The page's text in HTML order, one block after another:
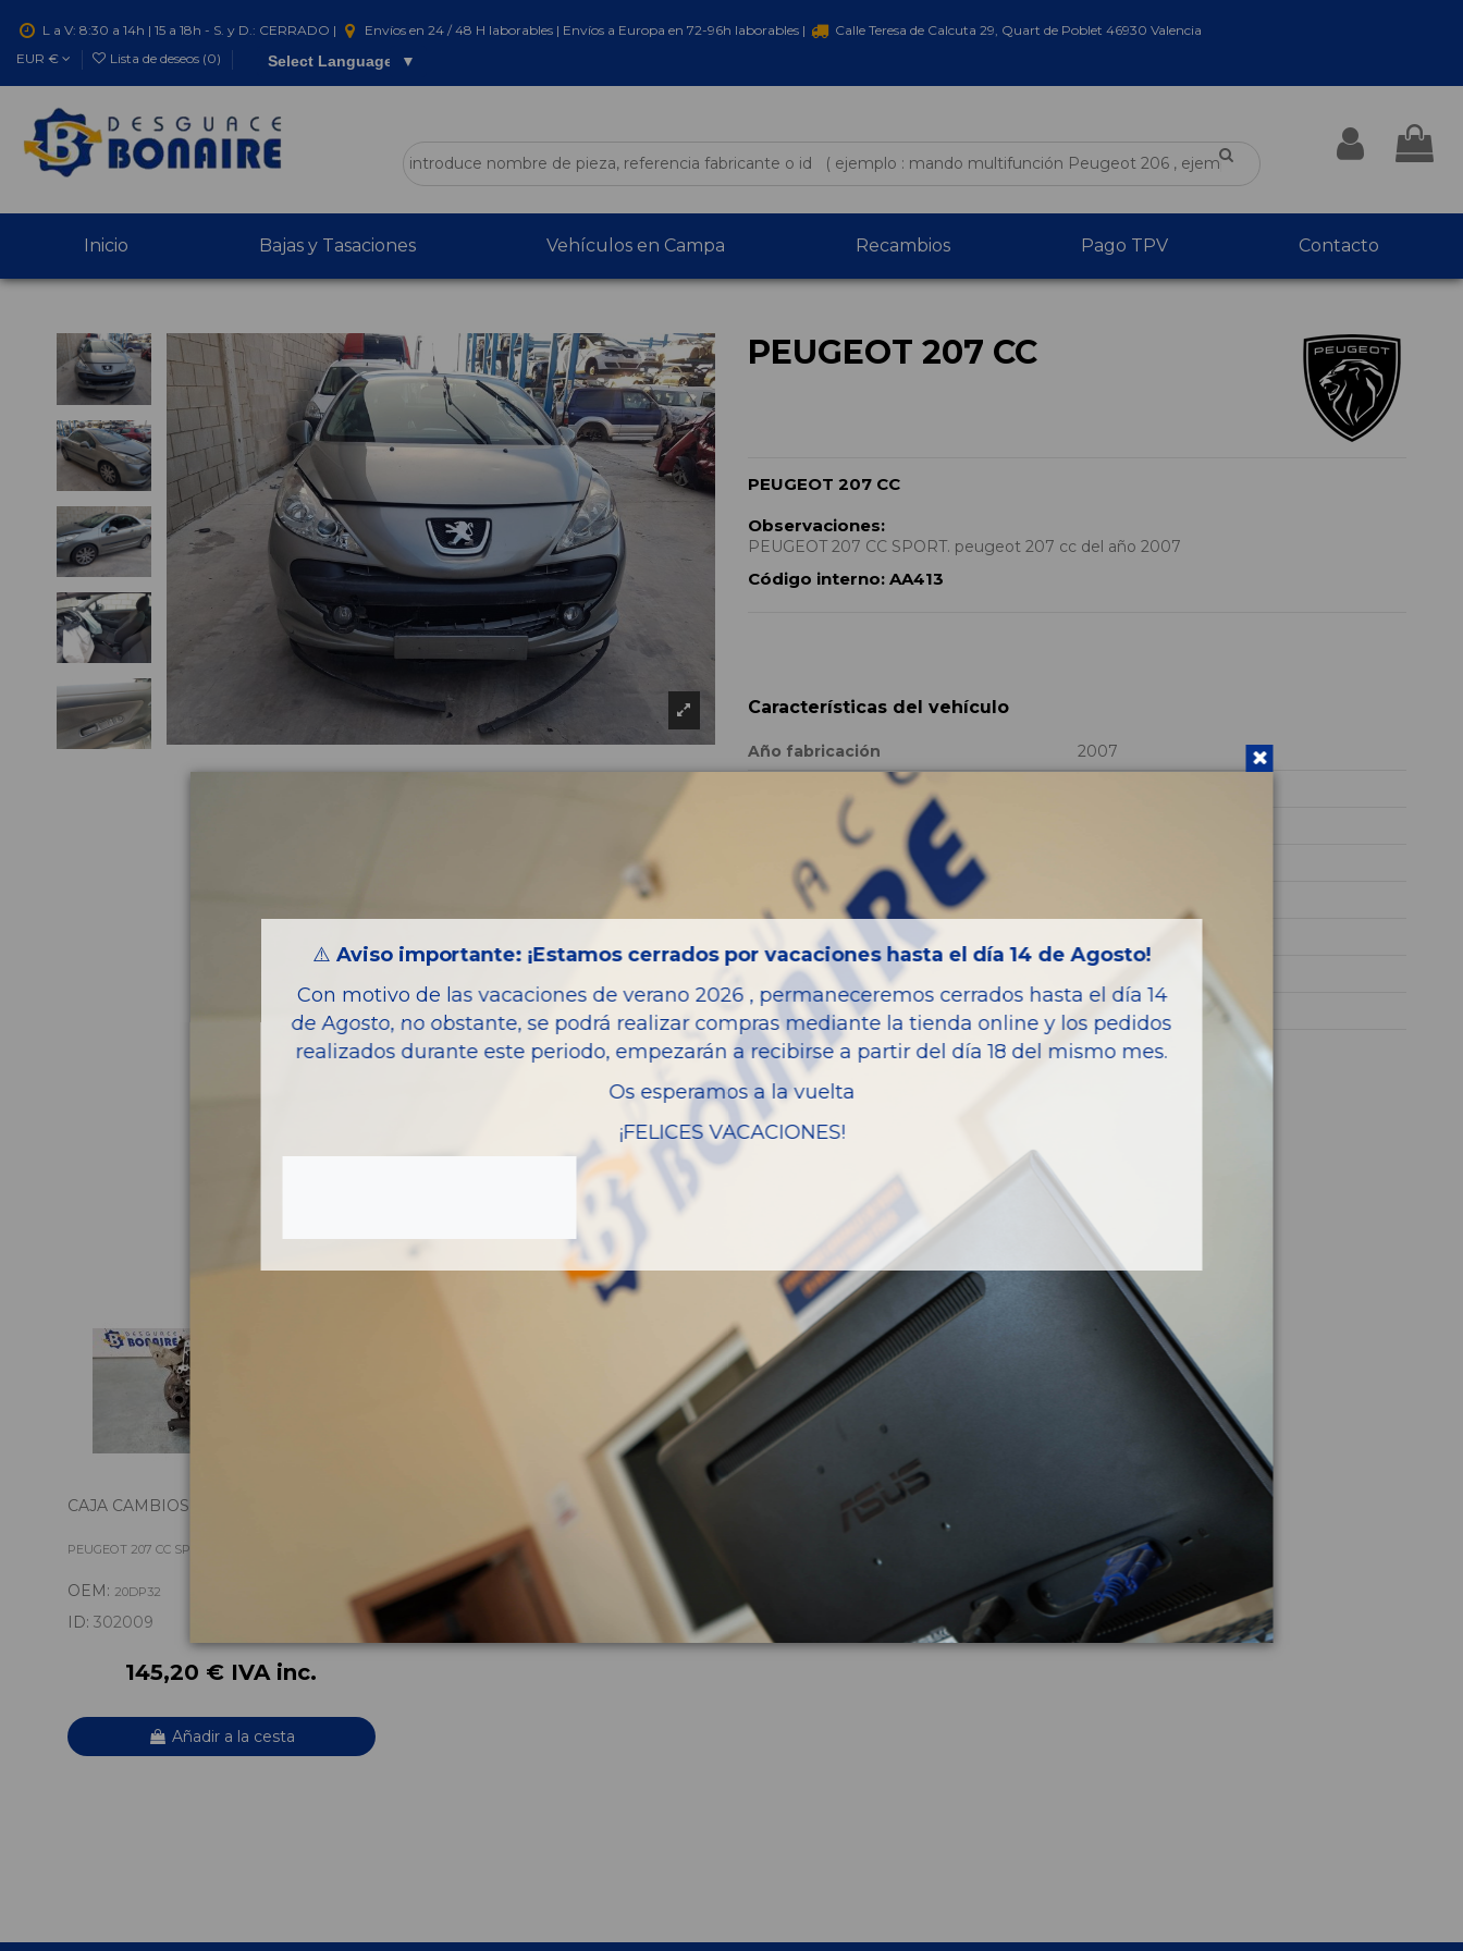
L a V: 8:30 a 14h | 15 a 18h - S. y D.: CERRADO | Envíos en 24 / 48 H laborables | Envíos a Europa en 72-96h laborables |
Calle Teresa de Calcuta 29, Quart de Poblet 46930 Valencia
EUR €
Lista de deseos (0) Select Language ▼
Inicio Bajas y Tasaciones Vehículos en Campa Recambios Pago TPV Contacto
PEUGEOT 207 CC
PEUGEOT 207 CC
Observaciones:
PEUGEOT 207 CC SPORT. peugeot 207 cc del año 2007
Código interno: AA413
Características del vehículo
Año fabricación
2007
Combustible
Potencia
Modelo
207 CC
Piezas almacenadas del vehículo
CAJA CAMBIOS 20DP32
PEUGEOT 207 CC SPORT
OEM: 20DP32
ID: 302009
145,20 € IVA inc.
Añadir a la cesta
⚠️ Aviso importante: ¡Estamos cerrados por vacaciones hasta el día 14 de Agosto!
Con motivo de las vacaciones de verano 2026 , permaneceremos cerrados hasta el día 14
de Agosto, no obstante, se podrá realizar compras mediante la tienda online y los pedidos
realizados durante este periodo, empezarán a recibirse a partir del día 18 del mismo mes.
Os esperamos a la vuelta
¡FELICES VACACIONES!